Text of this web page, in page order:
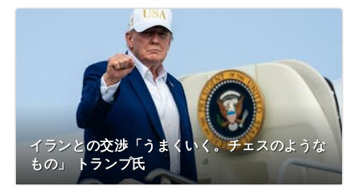
イランとの交渉「うまくいく。チェスのような
もの」 トランプ氏